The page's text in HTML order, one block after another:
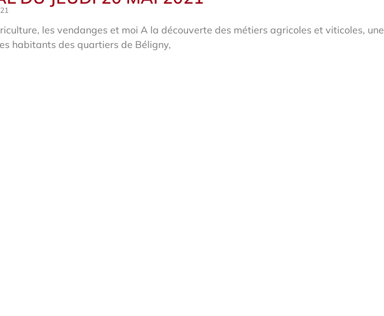
les vendanges et moi A la découverte des métiers agricoles et viticoles, une
habitants des quartiers de Béligny,